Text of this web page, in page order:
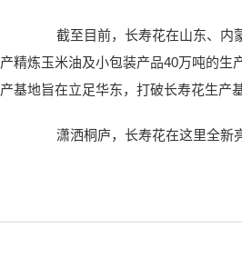
截至目前，长寿花在山东、内蒙
产精炼玉米油及小包装产品40万吨的生
产基地旨在立足华东，打破长寿花生产
潇洒桐庐，长寿花在这里全新亮